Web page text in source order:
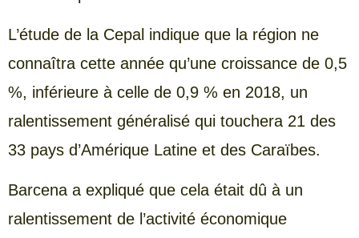
L’étude de la Cepal indique que la région ne
connaîtra cette année qu’une croissance de 0,5
%, inférieure à celle de 0,9 % en 2018, un
ralentissement généralisé qui touchera 21 des
33 pays d’Amérique Latine et des Caraïbes.
Barcena a expliqué que cela était dû à un
ralentissement de l’activité économique